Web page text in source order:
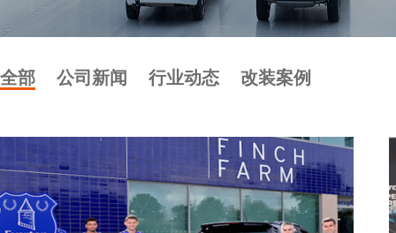
全部 公司新闻 行业动态 改装案例